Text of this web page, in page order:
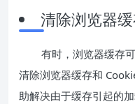
清除浏览器
有时，浏览器缓存
清除浏览器缓存和
助解决由于缓存引起的加